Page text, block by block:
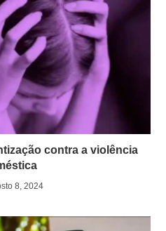
contra a violência
8, 2024